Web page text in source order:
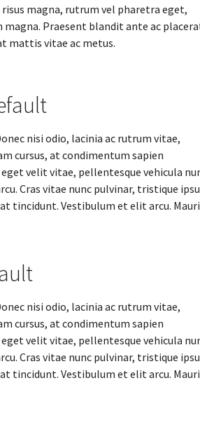
magna, rutrum vel pharetra eget,
Praesent blandit ante ac
mattis vitae ac metus.
nisi odio, lacinia ac rutrum vitae,
cursus, at condimentum sapien
velit vitae, pellentesque vehicula
Cras vitae nunc pulvinar, tristique
tincidunt. Vestibulum et elit arcu.
nisi odio, lacinia ac rutrum vitae,
cursus, at condimentum sapien
velit vitae, pellentesque vehicula
Cras vitae nunc pulvinar, tristique
tincidunt. Vestibulum et elit arcu.